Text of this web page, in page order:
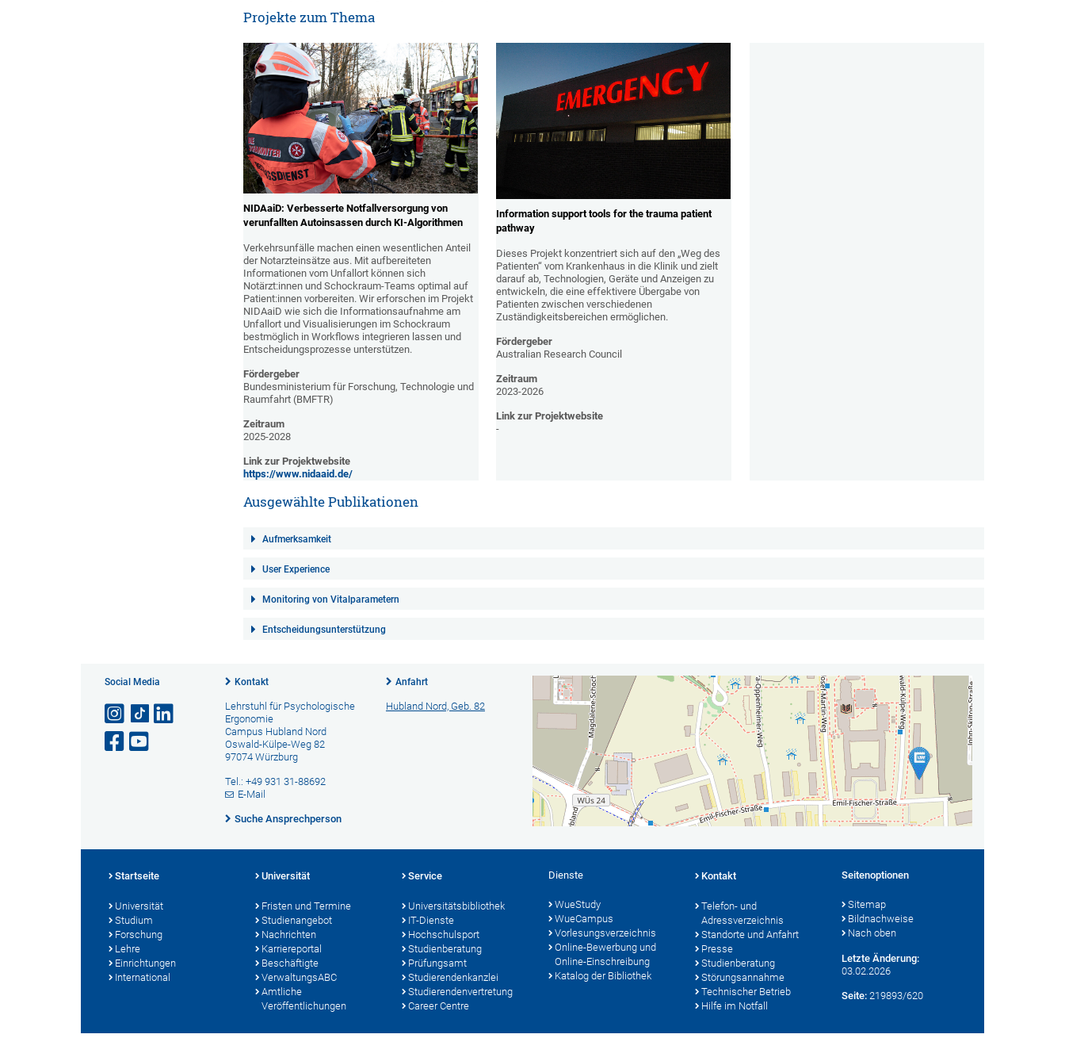
Projekte zum Thema
NIDAaiD: Verbesserte Notfallversorgung von
verunfallten Autoinsassen durch KI-Algorithmen
Verkehrsunfälle machen einen wesentlichen Anteil
der Notarzteinsätze aus. Mit aufbereiteten
Informationen vom Unfallort können sich
Notärzt:innen und Schockraum-Teams optimal auf
Patient:innen vorbereiten. Wir erforschen im Projekt
NIDAaiD wie sich die Informationsaufnahme am
Unfallort und Visualisierungen im Schockraum
bestmöglich in Workflows integrieren lassen und
Entscheidungsprozesse unterstützen.
Fördergeber
Bundesministerium für Forschung, Technologie und
Raumfahrt (BMFTR)
Zeitraum
2025-2028
Link zur Projektwebsite
https://www.nidaaid.de/
Information support tools for the trauma patient
pathway
Dieses Projekt konzentriert sich auf den „Weg des
Patienten“ vom Krankenhaus in die Klinik und zielt
darauf ab, Technologien, Geräte und Anzeigen zu
entwickeln, die eine effektivere Übergabe von
Patienten zwischen verschiedenen
Zuständigkeitsbereichen ermöglichen.
Fördergeber
Australian Research Council
Zeitraum
2023-2026
Link zur Projektwebsite
-
Ausgewählte Publikationen
Aufmerksamkeit
User Experience
Monitoring von Vitalparametern
Entscheidungsunterstützung
Social Media Kontakt
Lehrstuhl für Psychologische
Ergonomie
Campus Hubland Nord
Oswald-Külpe-Weg 82
97074 Würzburg
Tel.: +49 931 31-88692
E-Mail
Suche Ansprechperson
Anfahrt
Hubland Nord, Geb. 82
Startseite
Universität
Studium
Forschung
Lehre
Einrichtungen
International
Universität
Fristen und Termine
Studienangebot
Nachrichten
Karriereportal
Beschäftigte
VerwaltungsABC
Amtliche
Veröffentlichungen
Service
Universitätsbibliothek
IT-Dienste
Hochschulsport
Studienberatung
Prüfungsamt
Studierendenkanzlei
Studierendenvertretung
Career Centre
Dienste
WueStudy
WueCampus
Vorlesungsverzeichnis
Online-Bewerbung und
Online-Einschreibung
Katalog der Bibliothek
Kontakt
Telefon- und
Adressverzeichnis
Standorte und Anfahrt
Presse
Studienberatung
Störungsannahme
Technischer Betrieb
Hilfe im Notfall
Seitenoptionen
Sitemap
Bildnachweise
Nach oben
Letzte Änderung:
03.02.2026
Seite: 219893/620